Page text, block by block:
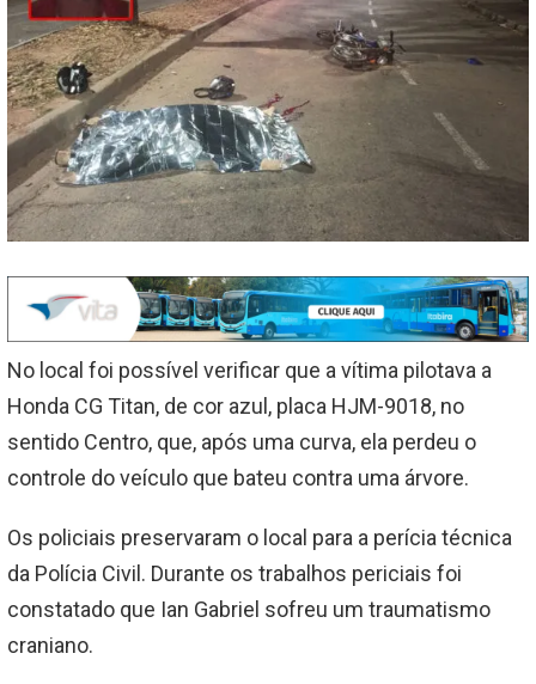
No local foi possível verificar que a vítima pilotava a
Honda CG Titan, de cor azul, placa HJM-9018, no
sentido Centro, que, após uma curva, ela perdeu o
controle do veículo que bateu contra uma árvore.
Os policiais preservaram o local para a perícia técnica
da Polícia Civil. Durante os trabalhos periciais foi
constatado que Ian Gabriel sofreu um traumatismo
craniano.